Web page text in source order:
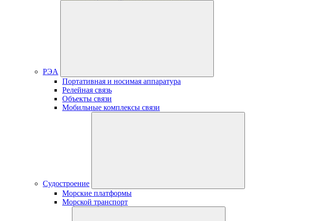
РЭА
Портативная и носимая аппаратура
Релейная связь
Объекты связи
Мобильные комплексы связи
Судостроение
Морские платформы
Морской транспорт